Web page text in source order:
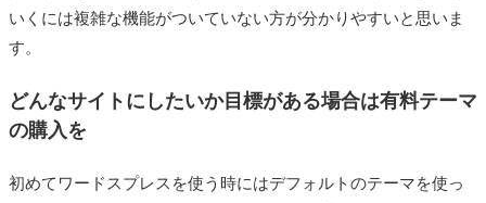
いくには複雑な機能がついていない方が分かりやすいと思いま
す。
どんなサイトにしたいか目標がある場合は有料テーマ
の購入を
初めてワードスプレスを使う時にはデフォルトのテーマを使っ